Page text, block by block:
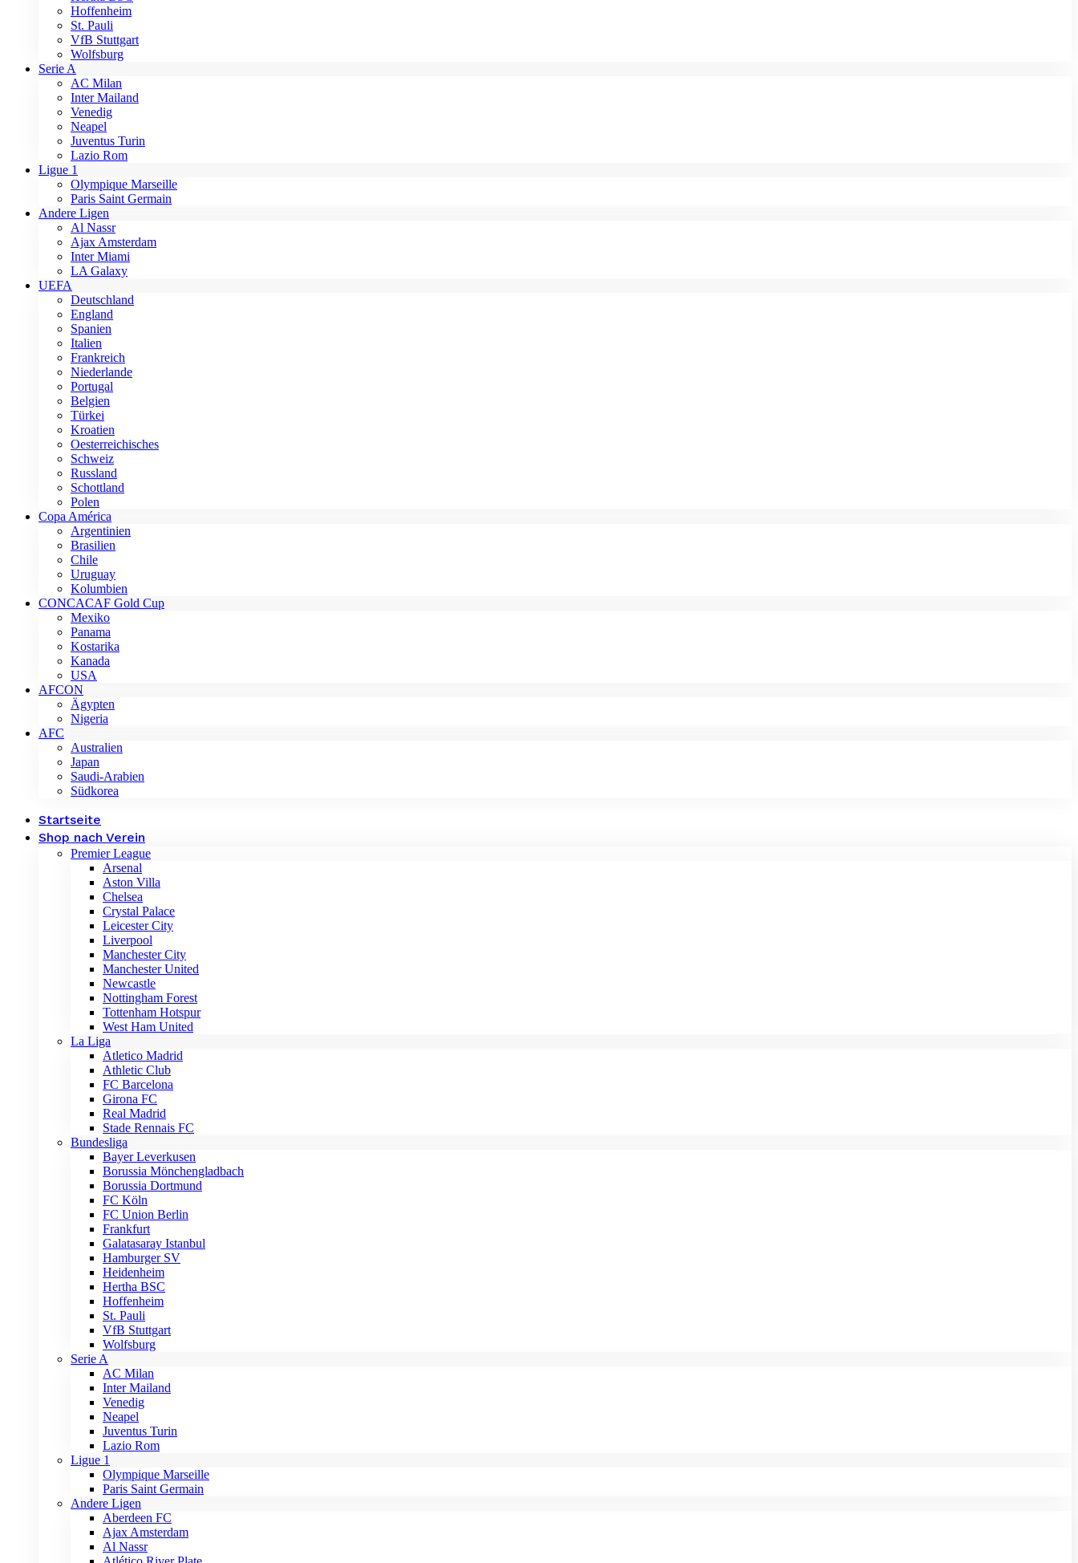
Hoffenheim
St. Pauli
VfB Stuttgart
Wolfsburg
Serie A
AC Milan
Inter Mailand
Venedig
Neapel
Juventus Turin
Lazio Rom
Ligue 1
Olympique Marseille
Paris Saint Germain
Andere Ligen
Al Nassr
Ajax Amsterdam
Inter Miami
LA Galaxy
UEFA
Deutschland
England
Spanien
Italien
Frankreich
Niederlande
Portugal
Belgien
Türkei
Kroatien
Oesterreichisches
Schweiz
Russland
Schottland
Polen
Copa América
Argentinien
Brasilien
Chile
Uruguay
Kolumbien
CONCACAF Gold Cup
Mexiko
Panama
Kostarika
Kanada
USA
AFCON
Ägypten
Nigeria
AFC
Australien
Japan
Saudi-Arabien
Südkorea
Startseite
Shop nach Verein
Premier League
Arsenal
Aston Villa
Chelsea
Crystal Palace
Leicester City
Liverpool
Manchester City
Manchester United
Newcastle
Nottingham Forest
Tottenham Hotspur
West Ham United
La Liga
Atletico Madrid
Athletic Club
FC Barcelona
Girona FC
Real Madrid
Stade Rennais FC
Bundesliga
Bayer Leverkusen
Borussia Mönchengladbach
Borussia Dortmund
FC Köln
FC Union Berlin
Frankfurt
Galatasaray Istanbul
Hamburger SV
Heidenheim
Hertha BSC
Hoffenheim
St. Pauli
VfB Stuttgart
Wolfsburg
Serie A
AC Milan
Inter Mailand
Venedig
Neapel
Juventus Turin
Lazio Rom
Ligue 1
Olympique Marseille
Paris Saint Germain
Andere Ligen
Aberdeen FC
Ajax Amsterdam
Al Nassr